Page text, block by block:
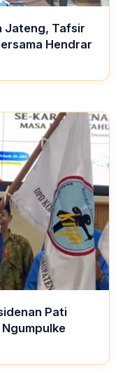
Jateng, Tafsir
Hendrar
Pati